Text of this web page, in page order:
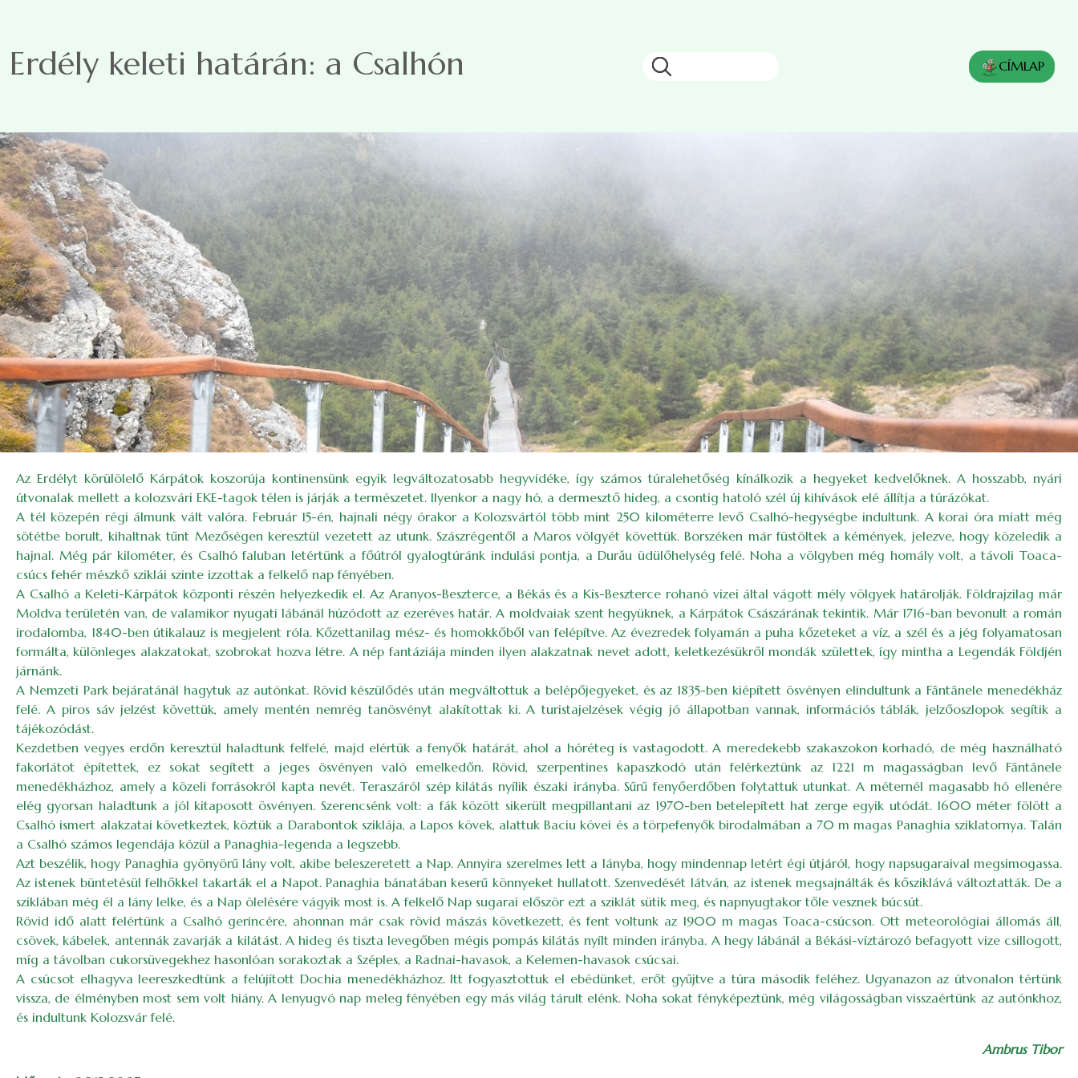
Erdély keleti határán: a Csalhón CÍMLAP
Az Erdélyt körülölelő Kárpátok koszorúja kontinensünk egyik legváltozatosabb hegyvidéke, így számos túralehetőség kínálkozik a hegyeket kedvelőknek. A hosszabb, nyári
útvonalak mellett a kolozsvári EKE-tagok télen is járják a természetet. Ilyenkor a nagy hó, a dermesztő hideg, a csontig hatoló szél új kihívások elé állítja a túrázókat.
A tél közepén régi álmunk vált valóra. Február 15-én, hajnali négy órakor a Kolozsvártól több mint 250 kilométerre levő Csalhó-hegységbe indultunk. A korai óra miatt még
sötétbe borult, kihaltnak tűnt Mezőségen keresztül vezetett az utunk. Szászrégentől a Maros völgyét követtük. Borszéken már füstöltek a kémények, jelezve, hogy közeledik a
hajnal. Még pár kilométer, és Csalhó faluban letértünk a főútról gyalogtúránk indulási pontja, a Durău üdülőhelység felé. Noha a völgyben még homály volt, a távoli Toaca-
csúcs fehér mészkő sziklái szinte izzottak a felkelő nap fényében.
A Csalhó a Keleti-Kárpátok központi részén helyezkedik el. Az Aranyos-Beszterce, a Békás és a Kis-Beszterce rohanó vizei által vágott mély völgyek határolják. Földrajzilag már
Moldva területén van, de valamikor nyugati lábánál húzódott az ezeréves határ. A moldvaiak szent hegyüknek, a Kárpátok Császárának tekintik. Már 1716-ban bevonult a román
irodalomba, 1840-ben útikalauz is megjelent róla. Kőzettanilag mész- és homokkőből van felépítve. Az évezredek folyamán a puha kőzeteket a víz, a szél és a jég folyamatosan
formálta, különleges alakzatokat, szobrokat hozva létre. A nép fantáziája minden ilyen alakzatnak nevet adott, keletkezésükről mondák születtek, így mintha a Legendák Földjén
járnánk.
A Nemzeti Park bejáratánál hagytuk az autónkat. Rövid készülődés után megváltottuk a belépőjegyeket, és az 1835-ben kiépített ösvényen elindultunk a Fântânele menedékház
felé. A piros sáv jelzést követtük, amely mentén nemrég tanösvényt alakítottak ki. A turistajelzések végig jó állapotban vannak, információs táblák, jelzőoszlopok segítik a
tájékozódást.
Kezdetben vegyes erdőn keresztül haladtunk felfelé, majd elértük a fenyők határát, ahol a hóréteg is vastagodott. A meredekebb szakaszokon korhadó, de még használható
fakorlátot építettek, ez sokat segített a jeges ösvényen való emelkedőn. Rövid, szerpentines kapaszkodó után felérkeztünk az 1221 m magasságban levő Fântânele
menedékházhoz, amely a közeli forrásokról kapta nevét. Teraszáról szép kilátás nyílik északi irányba. Sűrű fenyőerdőben folytattuk utunkat. A méternél magasabb hó ellenére
elég gyorsan haladtunk a jól kitaposott ösvényen. Szerencsénk volt: a fák között sikerült megpillantani az 1970-ben betelepített hat zerge egyik utódát. 1600 méter fölött a
Csalhó ismert alakzatai következtek, köztük a Darabontok sziklája, a Lapos kövek, alattuk Baciu kövei és a törpefenyők birodalmában a 70 m magas Panaghia sziklatornya. Talán
a Csalhó számos legendája közül a Panaghia-legenda a legszebb.
Azt beszélik, hogy Panaghia gyönyörű lány volt, akibe beleszeretett a Nap. Annyira szerelmes lett a lányba, hogy mindennap letért égi útjáról, hogy napsugaraival megsimogassa.
Az istenek büntetésül felhőkkel takarták el a Napot. Panaghia bánatában keserű könnyeket hullatott. Szenvedését látván, az istenek megsajnálták és kősziklává változtatták. De a
sziklában még él a lány lelke, és a Nap ölelésére vágyik most is. A felkelő Nap sugarai először ezt a sziklát sütik meg, és napnyugtakor tőle vesznek búcsút.
Rövid idő alatt felértünk a Csalhó gerincére, ahonnan már csak rövid mászás következett, és fent voltunk az 1900 m magas Toaca-csúcson. Ott meteorológiai állomás áll,
csövek, kábelek, antennák zavarják a kilátást. A hideg és tiszta levegőben mégis pompás kilátás nyílt minden irányba. A hegy lábánál a Békási-víztározó befagyott vize csillogott,
míg a távolban cukorsüvegekhez hasonlóan sorakoztak a Széples, a Radnai-havasok, a Kelemen-havasok csúcsai.
A csúcsot elhagyva leereszkedtünk a felújított Dochia menedékházhoz. Itt fogyasztottuk el ebédünket, erőt gyűjtve a túra második feléhez. Ugyanazon az útvonalon tértünk
vissza, de élményben most sem volt hiány. A lenyugvó nap meleg fényében egy más világ tárult elénk. Noha sokat fényképeztünk, még világosságban visszaértünk az autónkhoz,
és indultunk Kolozsvár felé.
Ambrus Tibor